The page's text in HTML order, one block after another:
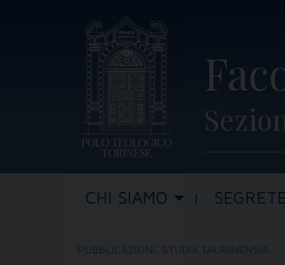
CHI SIAMO
PUBBLICAZIONI STUDIA TAURINENSIA